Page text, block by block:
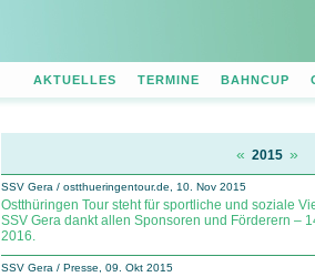
AKTUELLES TERMINE BAHNCUP
« 2015 »
SSV Gera / ostthueringentour.de, 10. Nov 2015
Ostthüringen Tour steht für sportliche und soziale
SSV Gera dankt allen Sponsoren und Förderern –
2016.
SSV Gera / Presse, 09. Okt 2015